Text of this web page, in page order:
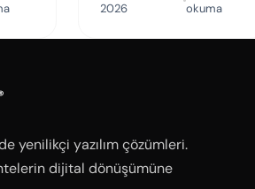
2026
okuma
yenilikçi yazılım çözümleri.
dijital dönüşümüne